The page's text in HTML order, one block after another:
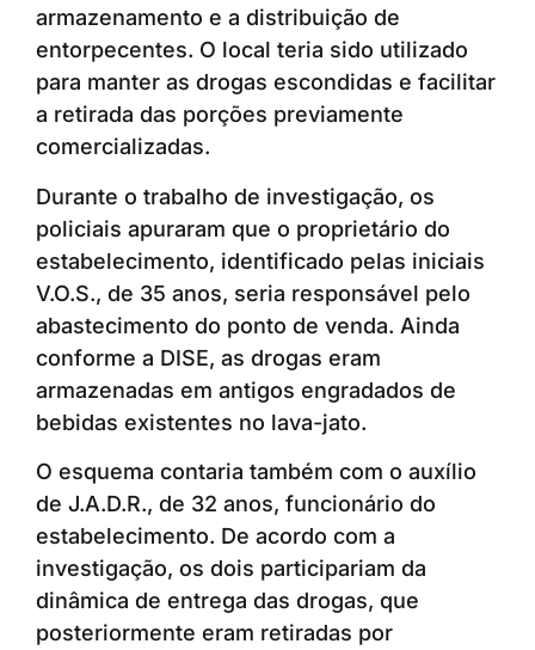
armazenamento e a distribuição de
entorpecentes. O local teria sido utilizado
para manter as drogas escondidas e facilitar
a retirada das porções previamente
comercializadas.
Durante o trabalho de investigação, os
policiais apuraram que o proprietário do
estabelecimento, identificado pelas iniciais
V.O.S., de 35 anos, seria responsável pelo
abastecimento do ponto de venda. Ainda
conforme a DISE, as drogas eram
armazenadas em antigos engradados de
bebidas existentes no lava-jato.
O esquema contaria também com o auxílio
de J.A.D.R., de 32 anos, funcionário do
estabelecimento. De acordo com a
investigação, os dois participariam da
dinâmica de entrega das drogas, que
posteriormente eram retiradas por